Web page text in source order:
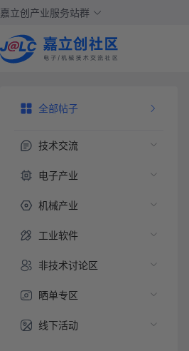
嘉立创产业服务站群
全部帖子
技术交流
电子产业
机械产业
工业软件
非技术讨论区
晒单专区
线下活动